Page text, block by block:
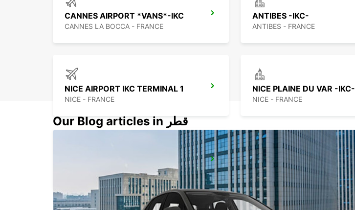
CANNES AIRPORT *VANS*-IKC
CANNES LA BOCCA - FRANCE
ANTIBES -IKC-
ANTIBES - FRANCE
NICE AIRPORT IKC TERMINAL 1
NICE - FRANCE NICE - FRANCE
FREJUS - FRANCE SAINTE MAXIME - FRANCE
Our Blog articles in قطر